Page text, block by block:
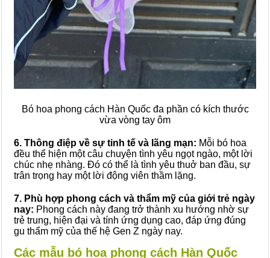
Bó hoa phong cách Hàn Quốc đa phần có kích thước
vừa vòng tay ôm
6. Thông điệp về sự tinh tế và lãng mạn: Mỗi bó hoa
đều thể hiện một câu chuyện tình yêu ngọt ngào, một lời
chúc nhẹ nhàng. Đó có thể là tình yêu thuở ban đầu, sự
trân trọng hay một lời động viên thầm lặng.
7. Phù hợp phong cách và thẩm mỹ của giới trẻ ngày
nay: Phong cách này đang trở thành xu hướng nhờ sự
trẻ trung, hiện đại và tính ứng dụng cao, đáp ứng đúng
gu thẩm mỹ của thế hệ Gen Z ngày nay.
Các mẫu bó hoa phong cách Hàn Quốc